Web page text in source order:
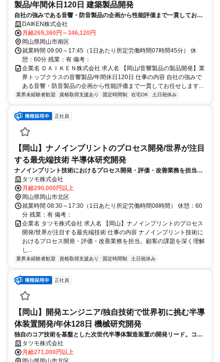
製品/年間休日120日 建築製品開発
自社の強みである音響・防音製品の企画から性能評価まで一貫してお任
せします。吸音天井材や防音ドア等の開発に携わっていただきます。音
に関する製品は様々な施設などでニーズが高まっている注目される商材
です。
DAIKEN株式会社
月給269,360円～346,120円
岡山県岡山市南区
就業時間 09:00～17:45（1日あたり所定労働時間07時間45分） 休
憩：60分 残業：有 備考：
企業名 ＤＡＩＫＥＮ株式会社 求人名 【岡山/音響製品の製品開発】業
界トップクラスの音響製品/年間休日120日 仕事の内容 自社の強みで
ある音響・防音製品の企画から性能評価まで一貫してお任せします...
業界未経験者歓迎 資格取得支援あり 固定時間制 在宅OK 土日祝休み
正社員
【岡山】ナノインプリントのプロセス開発/世界が注目
する最先端技術 半導体研究開発
ナノインプリント技術におけるプロセス開発・評価・改善業務を担当。
顧客の課題を深く理解し、装置性能を最大限に引き出すための最適条件
の検討や実験、データ解析を通じ、次世代装置の進化へ大きく貢献しま
す。
タツモ株式会社
月給290,000円以上
岡山県岡山市北区
就業時間 08:30～17:30（1日あたり所定労働時間08時間） 休憩：60
分 残業：有 備考：
企業名 タツモ株式会社 求人名 【岡山】ナノインプリントのプロセス
開発/世界が注目する最先端技術 仕事の内容 ナノインプリント技術に
おけるプロセス開発・評価・改善業務を担当。顧客の課題を深く理解
し...
業界未経験者歓迎 資格取得支援あり 固定時間制 土日祝休み
正社員
【岡山】開発エンジニア/独自技術で世界初に挑む半導
体装置開発/年休128日 機械研究開発
独自のコア技術を基盤とした次世代半導体製造装置の開発リード。コン
セプト設計から検証、試作、量産移管、知財化まで一貫して携わり、世
界水準の装置を市場へ送り出す重要な役割を担います。
タツモ株式会社
月給271,000円以上